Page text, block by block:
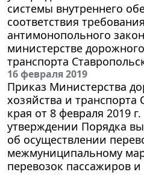
системы внутреннего
соответствия
антимонопольного
министерстве
транспорта
16 февраля 2019
Приказ Министерства
хозяйства и транспорта
края от 8 февраля 2019
утверждении Порядка
об осуществлении
межмуниципальному
перевозок пассажиров и